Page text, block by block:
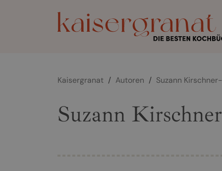
Kaisergranat / Autoren / Suzann
Suzann